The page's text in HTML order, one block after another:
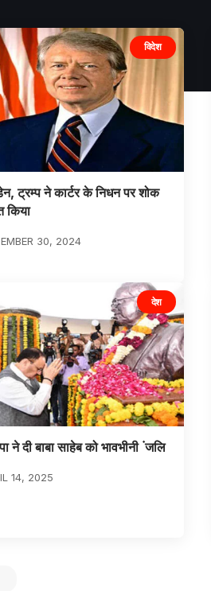
विदेश
ट्रम्प ने कार्टर के निधन पर शोक
किया
30, 2024
देश
ने दी बाबा साहेब को भावभीनी ंजलि
14, 2025